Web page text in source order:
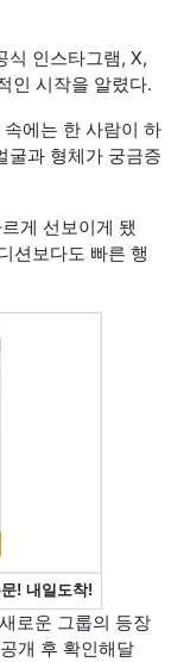
식 인스타그램, X,
인 시작을 알렸다.
에는 한 사람이 하
굴과 형체가 궁금증
게 선보이게 됐
션보다도 빠른 행
로운 그룹의 등장
개 후 확인해달